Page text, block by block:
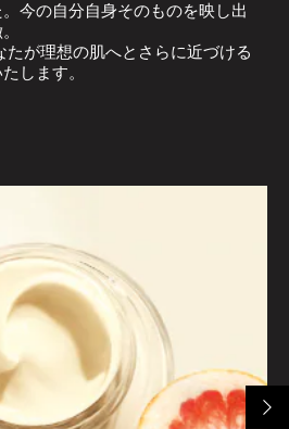
今の自分自身そのものを映し出
たが理想の肌へとさらに近づける
します。